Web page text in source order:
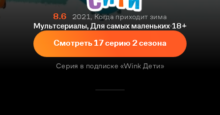
8.6
2021, Когда приходит зима
Мультсериалы, Для самых маленьких 18+
Смотреть 17 серию 2 сезона
Серия в подписке «Wink Дети»